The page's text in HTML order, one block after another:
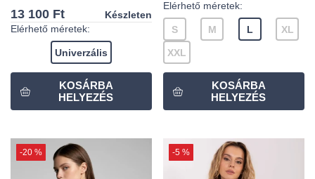
13 100 Ft
Készleten
Elérhető méretek:
Univerzális
Elérhető méretek:
S M L XL
XXL
-20 % -5 %